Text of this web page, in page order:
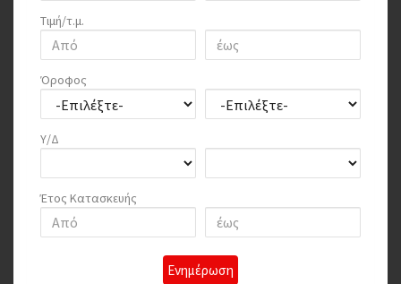
Τιμή/τ.μ.
Όροφος
Υ/Δ
Έτος Κατασκευής
Ενημέρωση